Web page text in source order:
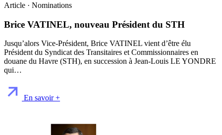
Article · Nominations
Brice VATINEL, nouveau Président du STH
Jusqu’alors Vice-Président, Brice VATINEL vient d’être élu
Président du Syndicat des Transitaires et Commissionnaires en
douane du Havre (STH), en succession à Jean-Louis LE YONDRE
qui…
En savoir +